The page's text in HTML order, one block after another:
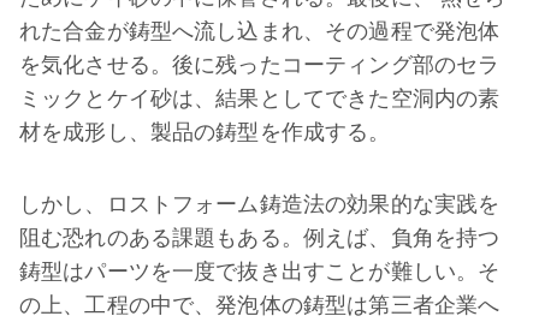
れた合金が鋳型へ流し込まれ、その過程で発泡体
を気化させる。後に残ったコーティング部のセラ
ミックとケイ砂は、結果としてできた空洞内の素
材を成形し、製品の鋳型を作成する。
しかし、ロストフォーム鋳造法の効果的な実践を
阻む恐れのある課題もある。例えば、負角を持つ
鋳型はパーツを一度で抜き出すことが難しい。そ
の上、工程の中で、発泡体の鋳型は第三者企業へ